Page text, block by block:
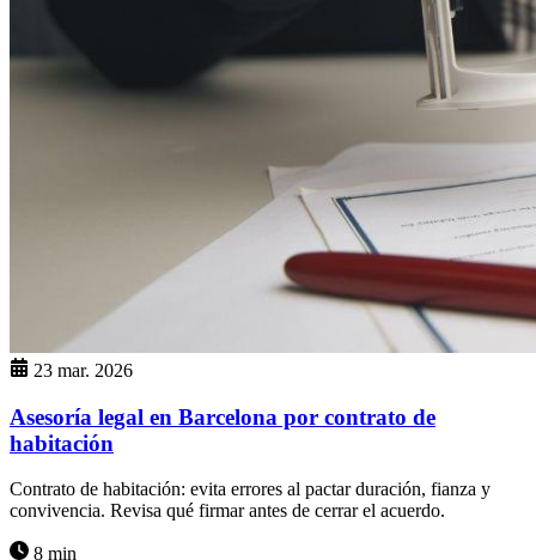
23 mar. 2026
Asesoría legal en Barcelona por contrato de
habitación
Contrato de habitación: evita errores al pactar duración, fianza y
convivencia. Revisa qué firmar antes de cerrar el acuerdo.
8 min